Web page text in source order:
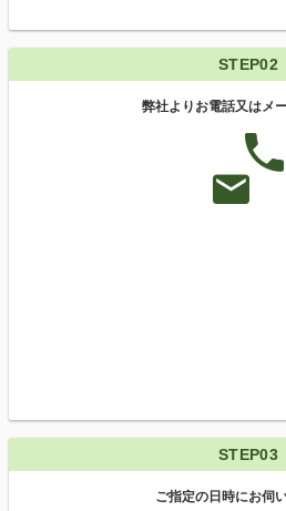
STEP02
弊社よりお電話又はメ
STEP03
ご指定の日時にお伺